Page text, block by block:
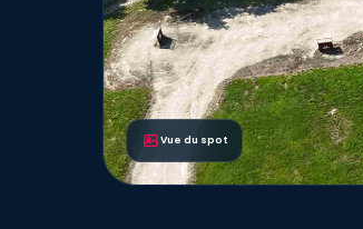
Vue du spot